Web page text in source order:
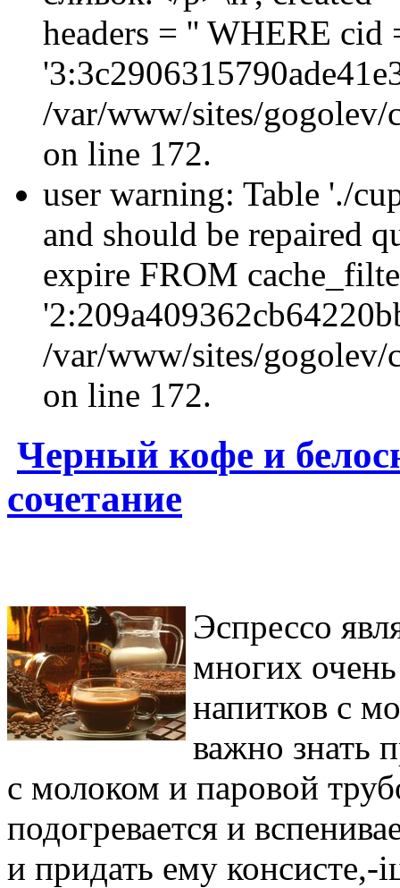
headers = '' WHERE cid
/var/www/sites/gogolev/
on line 172.
user warning: Table './
and should be repaired
expire FROM
/var/www/sites/gogolev/
on line 172.
Черный кофе и
сочетание
Эспрессо
многих
напитков с
важно знать
с молоком и паровой
подогревается и
и придать ему